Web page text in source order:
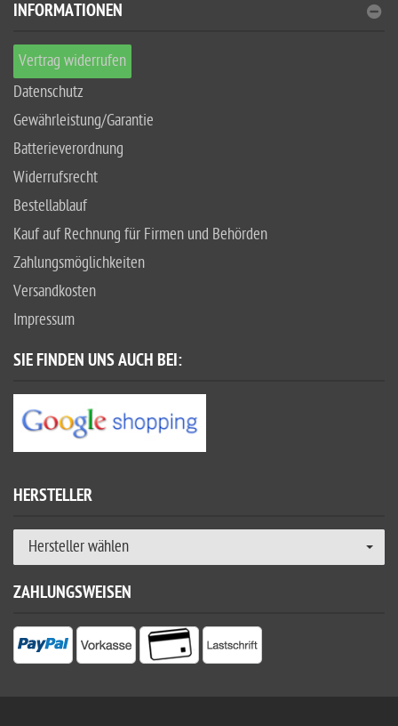
INFORMATIONEN
Vertrag widerrufen
Datenschutz
Gewährleistung/Garantie
Batterieverordnung
Widerrufsrecht
Bestellablauf
Kauf auf Rechnung für Firmen und Behörden
Zahlungsmöglichkeiten
Versandkosten
Impressum
SIE FINDEN UNS AUCH BEI:
HERSTELLER
Hersteller wählen
ZAHLUNGSWEISEN